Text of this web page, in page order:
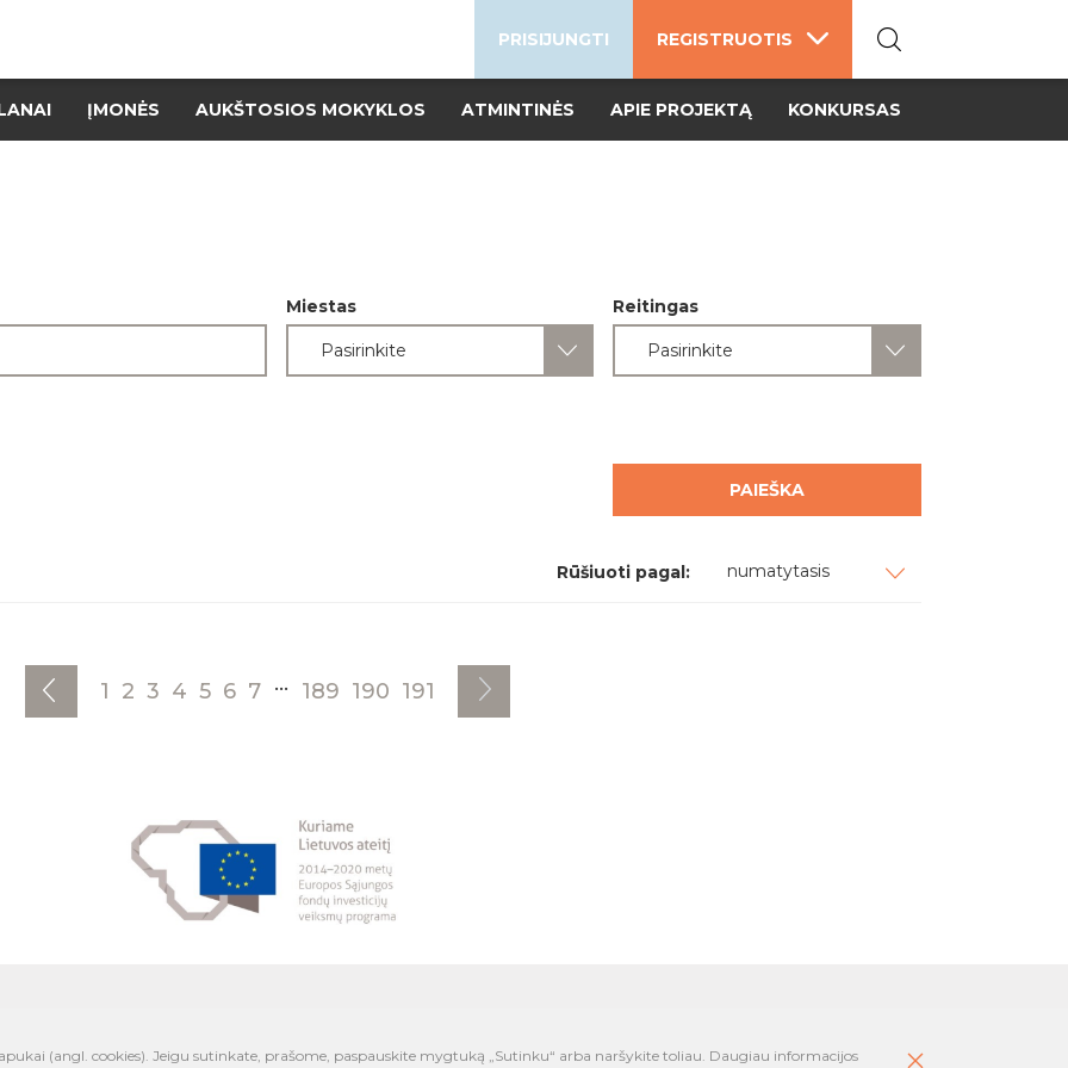
ĮMONĖS AUKŠTOSIOS MOKYKLOS ATMINTINĖS APIE PROJEKTĄ KONKURSAS
Miestas
Pasirinkite
Reitingas
Pasirinkite
PAIEŠKA
Rūšiuoti pagal: numatytasis
1 2 3 4 5 6 7 ... 189 190 191
(angl. cookies). Jeigu sutinkate, prašome, paspauskite mygtuką „Sutinku“ arba naršykite toliau. Daugiau informacijos
PRISIJUNGTI REGISTRUOTIS